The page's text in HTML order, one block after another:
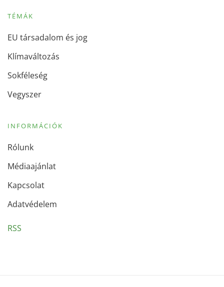
TÉMÁK
EU társadalom és jog
Klímaváltozás
Sokféleség
Vegyszer
INFORMÁCIÓK
Rólunk
Médiaajánlat
Kapcsolat
Adatvédelem
RSS